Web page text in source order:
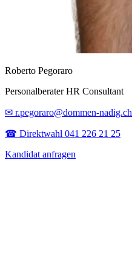
Roberto Pegoraro
Personalberater HR Consultant
✉ r.pegoraro@dommen-nadig.ch
☎ Direktwahl 041 226 21 25
Kandidat anfragen